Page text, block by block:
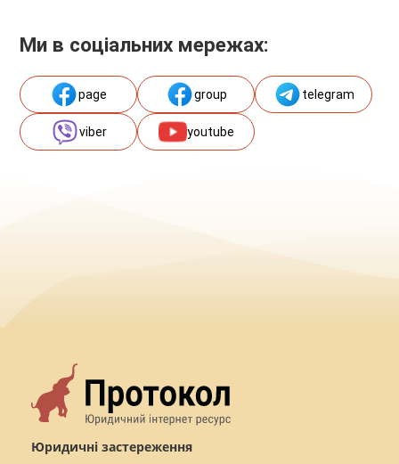
Ми в соціальних мережах:
page group telegram
viber youtube
Юридичні застереження